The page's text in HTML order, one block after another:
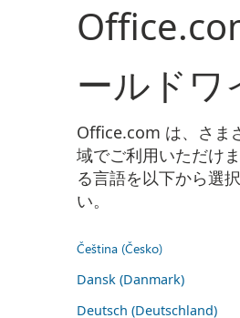
ールドワ
Office.com は、さま
域でご利用いただけ
る言語を以下から選
い。
Čeština (Česko)
Dansk (Danmark)
Deutsch (Deutschland)